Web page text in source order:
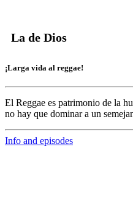
La de Dios
¡Larga vida al reggae!
El Reggae es patrimonio de la
no hay que dominar a un
Info and episodes